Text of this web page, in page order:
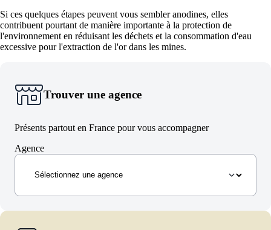
Si ces quelques étapes peuvent vous sembler anodines, elles
contribuent pourtant de manière importante à la protection de
l'environnement en réduisant les déchets et la consommation d'eau
excessive pour l'extraction de l'or dans les mines.
Trouver une agence
Présents partout en France pour vous accompagner
Agence